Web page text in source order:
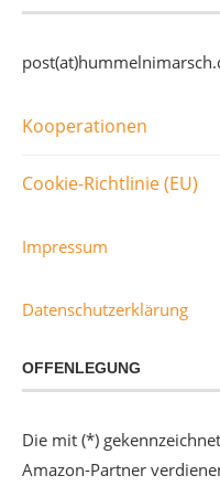
Kooperationen
Cookie-Richtlinie (EU)
Impressum
Datenschutzerklärung
OFFENLEGUNG
Die mit (*)
Amazon-Partner